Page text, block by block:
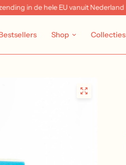
in de hele EU vanuit Nederland
Shop Collecties